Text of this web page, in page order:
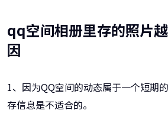
qq空间相册里存的照片
因
1、因为QQ空间的动态属于一个短期
存信息是不适合的。